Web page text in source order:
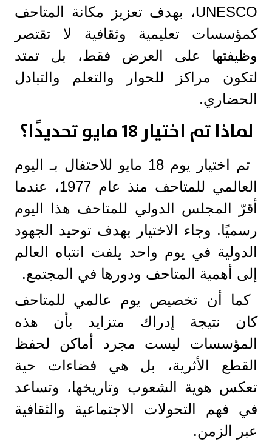
UNESCO، بهدف تعزيز مكانة المتاحف
كمؤسسات تعليمية وثقافية لا تقتصر
وظيفتها على العرض فقط، بل تمتد
لتكون مراكز للحوار والتعلم والتبادل
الحضاري.
لماذا تم اختيار 18 مايو تحديدًا؟
تم اختيار يوم 18 مايو للاحتفال بـ اليوم
العالمي للمتاحف منذ عام 1977، عندما
أقرّ المجلس الدولي للمتاحف هذا اليوم
رسميًا. وجاء الاختيار بهدف توحيد الجهود
الدولية في يوم واحد يلفت انتباه العالم
إلى أهمية المتاحف ودورها في المجتمع.
كما أن تخصيص يوم عالمي للمتاحف
كان نتيجة إدراك متزايد بأن هذه
المؤسسات ليست مجرد أماكن لحفظ
القطع الأثرية، بل هي فضاءات حية
تعكس هوية الشعوب وتاريخها، وتساعد
في فهم التحولات الاجتماعية والثقافية
عبر الزمن.